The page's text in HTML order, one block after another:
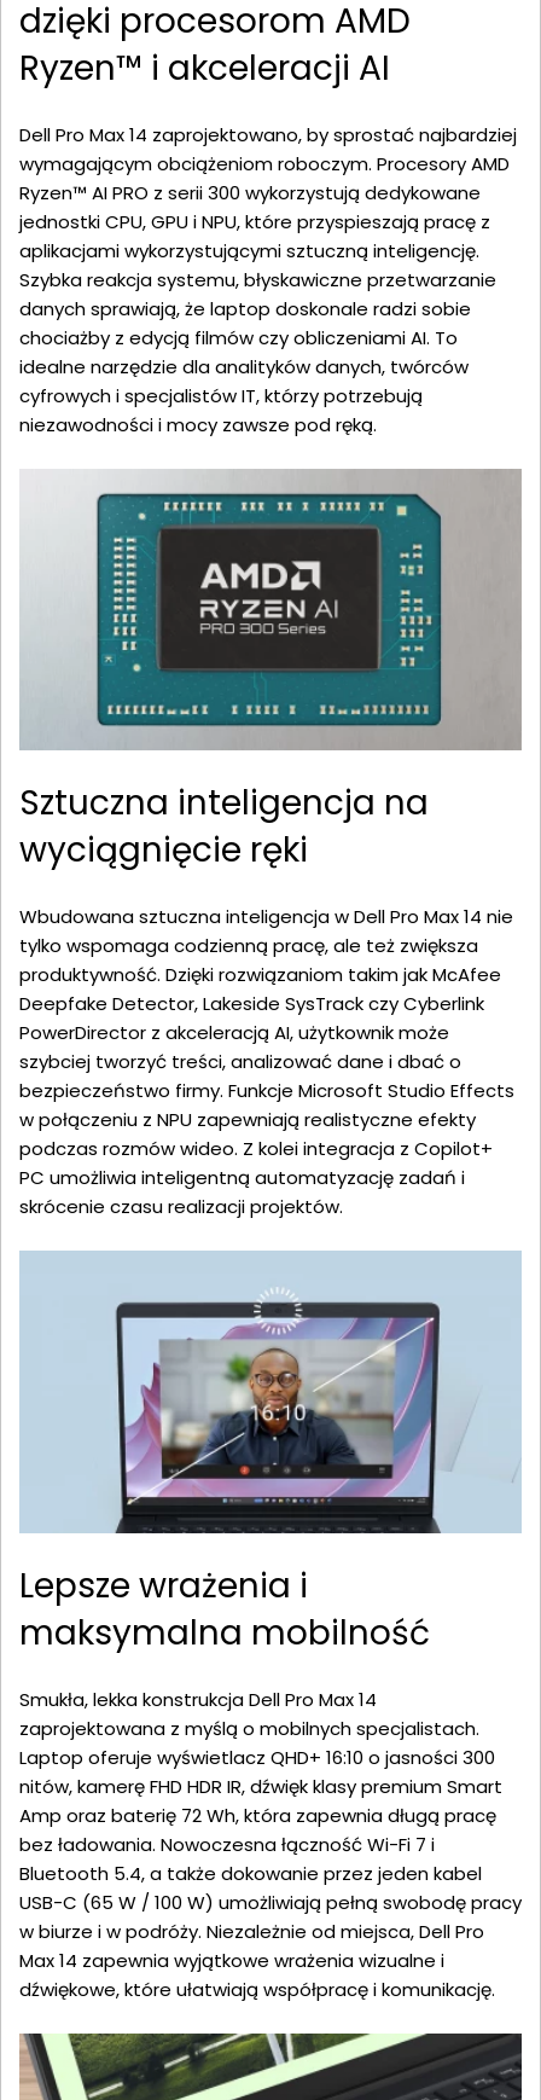
dzięki procesorom AMD
Ryzen™ i akceleracji AI
Dell Pro Max 14 zaprojektowano, by sprostać najbardziej
wymagającym obciążeniom roboczym. Procesory AMD
Ryzen™ AI PRO z serii 300 wykorzystują dedykowane
jednostki CPU, GPU i NPU, które przyspieszają pracę z
aplikacjami wykorzystującymi sztuczną inteligencję.
Szybka reakcja systemu, błyskawiczne przetwarzanie
danych sprawiają, że laptop doskonale radzi sobie
chociażby z edycją filmów czy obliczeniami AI. To
idealne narzędzie dla analityków danych, twórców
cyfrowych i specjalistów IT, którzy potrzebują
niezawodności i mocy zawsze pod ręką.
Sztuczna inteligencja na
wyciągnięcie ręki
Wbudowana sztuczna inteligencja w Dell Pro Max 14 nie
tylko wspomaga codzienną pracę, ale też zwiększa
produktywność. Dzięki rozwiązaniom takim jak McAfee
Deepfake Detector, Lakeside SysTrack czy Cyberlink
PowerDirector z akceleracją AI, użytkownik może
szybciej tworzyć treści, analizować dane i dbać o
bezpieczeństwo firmy. Funkcje Microsoft Studio Effects
w połączeniu z NPU zapewniają realistyczne efekty
podczas rozmów wideo. Z kolei integracja z Copilot+
PC umożliwia inteligentną automatyzację zadań i
skrócenie czasu realizacji projektów.
Lepsze wrażenia i
maksymalna mobilność
Smukła, lekka konstrukcja Dell Pro Max 14
zaprojektowana z myślą o mobilnych specjalistach.
Laptop oferuje wyświetlacz QHD+ 16:10 o jasności 300
nitów, kamerę FHD HDR IR, dźwięk klasy premium Smart
Amp oraz baterię 72 Wh, która zapewnia długą pracę
bez ładowania. Nowoczesna łączność Wi-Fi 7 i
Bluetooth 5.4, a także dokowanie przez jeden kabel
USB-C (65 W / 100 W) umożliwiają pełną swobodę pracy
w biurze i w podróży. Niezależnie od miejsca, Dell Pro
Max 14 zapewnia wyjątkowe wrażenia wizualne i
dźwiękowe, które ułatwiają współpracę i komunikację.